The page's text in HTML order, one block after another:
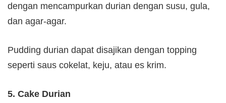
dengan mencampurkan durian dengan susu, gula,
dan agar-agar.
Pudding durian dapat disajikan dengan topping
seperti saus cokelat, keju, atau es krim.
5. Cake Durian